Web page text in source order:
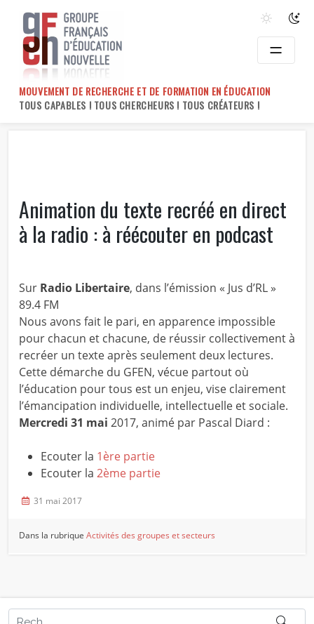
content
MOUVEMENT DE RECHERCHE ET DE FORMATION EN ÉDUCATION
TOUS CAPABLES ! TOUS CHERCHEURS ! TOUS CRÉATEURS !
Animation du texte recréé en direct
à la radio : à réécouter en podcast
Sur Radio Libertaire, dans l’émission « Jus d’RL »
89.4 FM
Nous avons fait le pari, en apparence impossible
pour chacun et chacune, de réussir collectivement à
recréer un texte après seulement deux lectures.
Cette démarche du GFEN, vécue partout où
l’éducation pour tous est un enjeu, vise clairement
l’émancipation individuelle, intellectuelle et sociale.
Mercredi 31 mai 2017, animé par Pascal Diard :
Ecouter la 1ère partie
Ecouter la 2ème partie
31 mai 2017
Dans la rubriqueActivités des groupes et secteurs